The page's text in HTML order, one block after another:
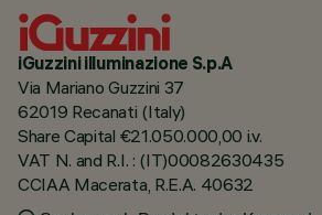
iGuzzini illuminazione S.p.A
Via Mariano Guzzini 37
62019 Recanati (Italy)
Share Capital €21.050.000,00 i.v.
VAT N. and R.I. : (IT)00082630435
CCIAA Macerata, R.E.A. 40632